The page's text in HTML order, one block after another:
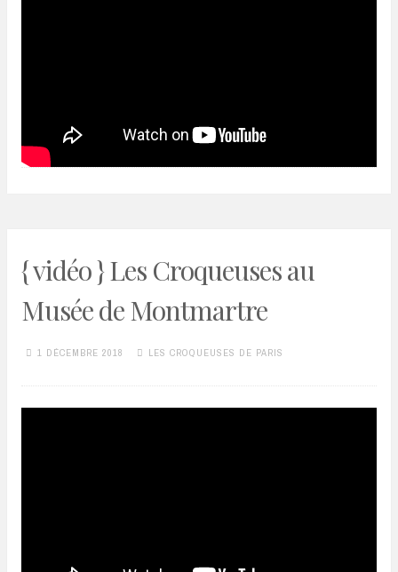
{ vidéo } Les Croqueuses au
Musée de Montmartre
1 DÉCEMBRE 2018 LES CROQUEUSES DE PARIS